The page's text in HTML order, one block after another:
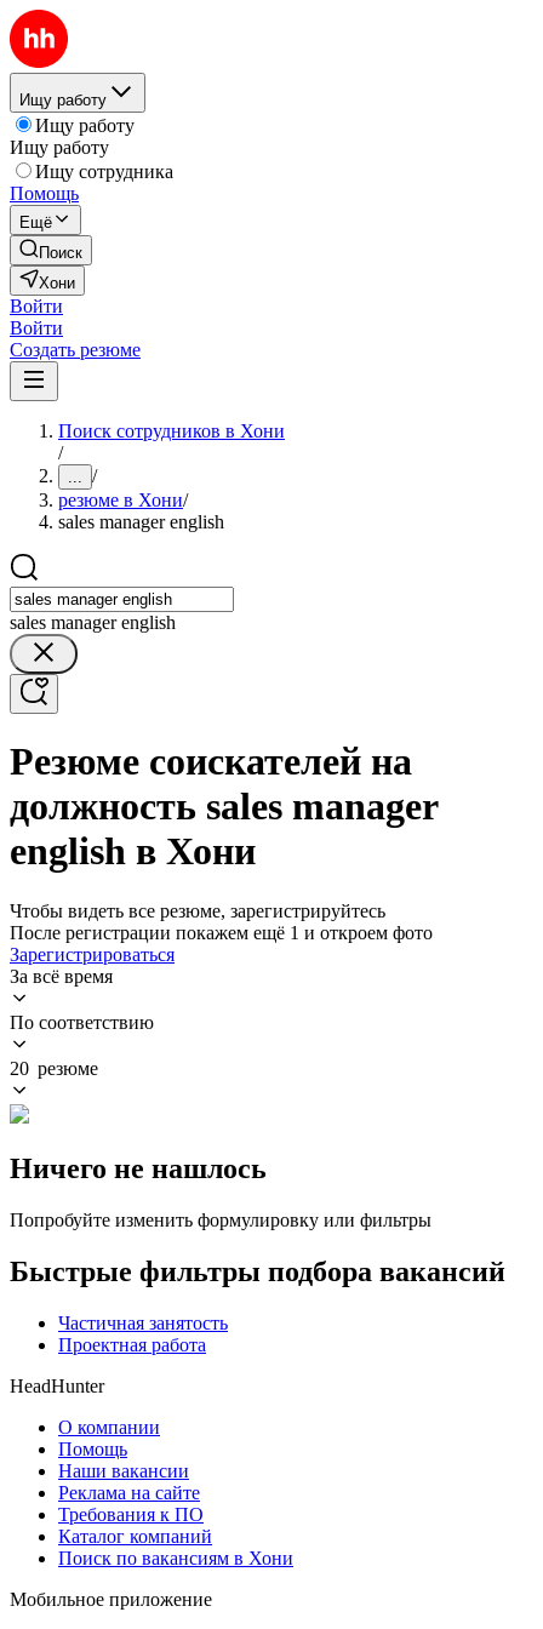
Ищу работу
Ищу работу
Ищу работу
Ищу сотрудника
Помощь
Ещё
Поиск
Хони
Войти
Войти
Создать резюме
Поиск сотрудников в Хони
/
... /
резюме в Хони/
sales manager english
sales manager english
Резюме соискателей на
должность sales manager
english в Хони
Чтобы видеть все резюме, зарегистрируйтесь
После регистрации покажем ещё 1 и откроем фото
Зарегистрироваться
За всё время
По соответствию
20 резюме
Ничего не нашлось
Попробуйте изменить формулировку или фильтры
Быстрые фильтры подбора вакансий
Частичная занятость
Проектная работа
HeadHunter
О компании
Помощь
Наши вакансии
Реклама на сайте
Требования к ПО
Каталог компаний
Поиск по вакансиям в Хони
Мобильное приложение